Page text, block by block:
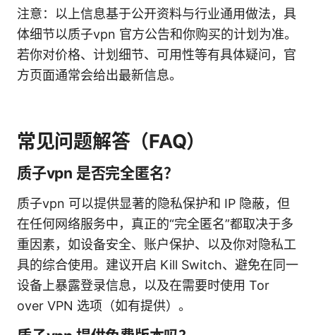
注意：以上信息基于公开资料与行业通用做法，具
体细节以质子vpn 官方公告和你购买的计划为准。
若你对价格、计划细节、可用性等有具体疑问，官
方页面通常会给出最新信息。
常见问题解答（FAQ）
质子vpn 是否完全匿名？
质子vpn 可以提供显著的隐私保护和 IP 隐蔽，但
在任何网络服务中，真正的“完全匿名”都取决于多
重因素，如设备安全、账户保护、以及你对隐私工
具的综合使用。建议开启 Kill Switch、避免在同一
设备上暴露登录信息，以及在需要时使用 Tor
over VPN 选项（如有提供）。